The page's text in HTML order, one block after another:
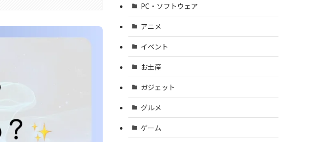
PC・ソフトウェア
アニメ
イベント
お土産
ガジェット
グルメ
ゲーム